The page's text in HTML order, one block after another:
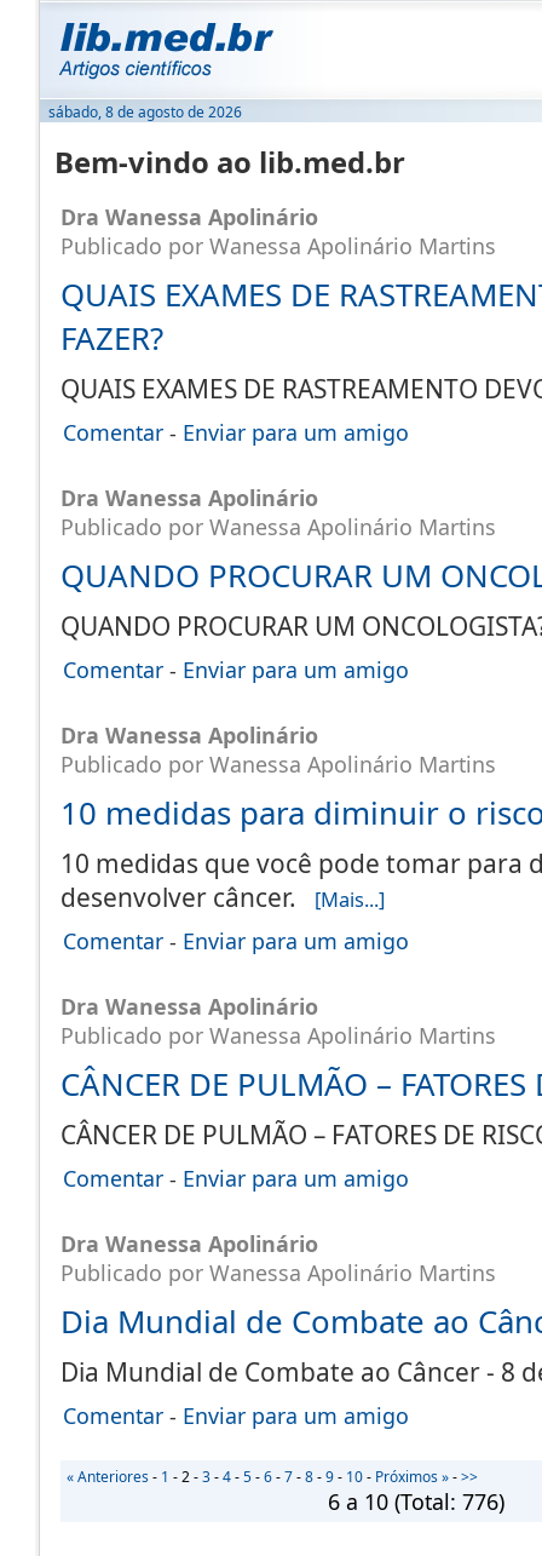
sábado, 8 de agosto de 2026
Bem-vindo ao lib.med.br
Dra Wanessa Apolinário
Publicado por Wanessa Apolinário Martins
QUAIS EXAMES DE
FAZER?
QUAIS EXAMES DE RASTREAMENTO
Comentar - Enviar para um amigo
Dra Wanessa Apolinário
Publicado por Wanessa Apolinário Martins
QUANDO PROCURAR UM
QUANDO PROCURAR UM
Comentar - Enviar para um amigo
Dra Wanessa Apolinário
Publicado por Wanessa Apolinário Martins
10 medidas para diminuir o
10 medidas que você pode tomar para
desenvolver câncer.
[Mais...]
Comentar - Enviar para um amigo
Dra Wanessa Apolinário
Publicado por Wanessa Apolinário Martins
CÂNCER DE PULMÃO – FATORES
CÂNCER DE PULMÃO – FATORES DE
Comentar - Enviar para um amigo
Dra Wanessa Apolinário
Publicado por Wanessa Apolinário Martins
Dia Mundial de Combate ao
Dia Mundial de Combate ao Câncer - 8
Comentar - Enviar para um amigo
« Anteriores- 1 -2-3-4-5-6-7-8-9- 10- Próximos »->>
6 a 10 (Total: 776)